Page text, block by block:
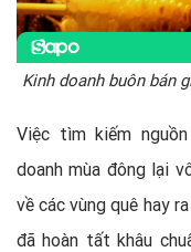
Kinh doanh buôn bán
Việc tìm kiếm
doanh mùa đông lại
về các vùng quê hay
đã hoàn tất khâu